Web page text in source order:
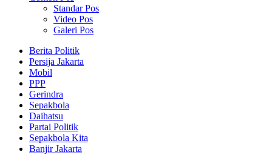
Standar Pos
Video Pos
Galeri Pos
Berita Politik
Persija Jakarta
Mobil
PPP
Gerindra
Sepakbola
Daihatsu
Partai Politik
Sepakbola Kita
Banjir Jakarta